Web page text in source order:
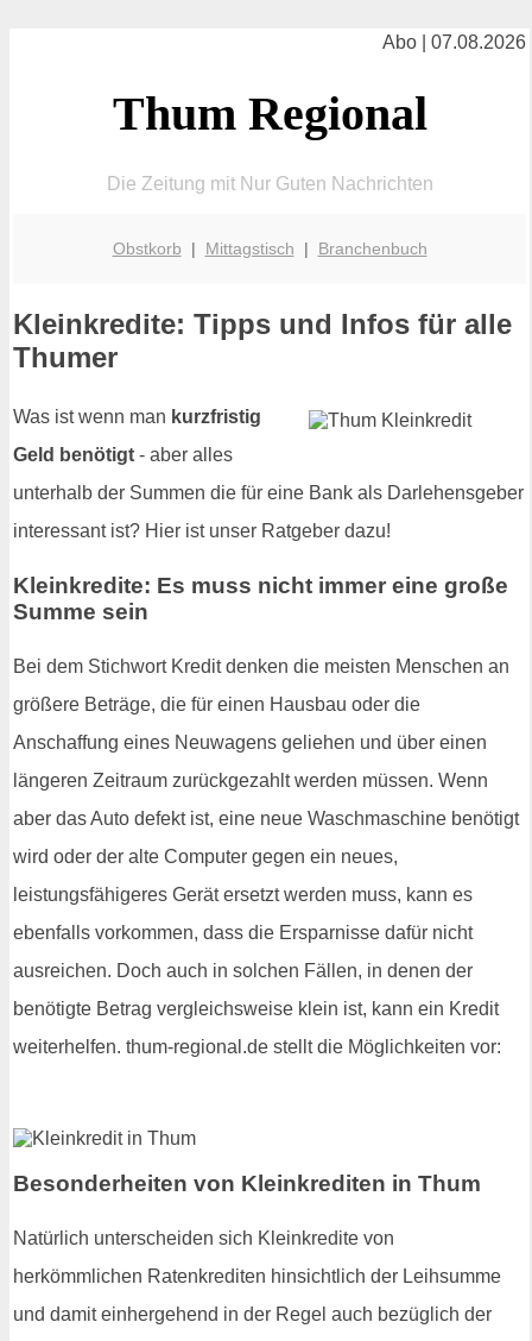
Abo | 07.08.2026
Thum Regional
Die Zeitung mit Nur Guten Nachrichten
Obstkorb | Mittagstisch | Branchenbuch
Kleinkredite: Tipps und Infos für alle
Thumer
Was ist wenn man kurzfristig
Geld benötigt - aber alles
unterhalb der Summen die für eine Bank als Darlehensgeber
interessant ist? Hier ist unser Ratgeber dazu!
Kleinkredite: Es muss nicht immer eine große
Summe sein
Bei dem Stichwort Kredit denken die meisten Menschen an
größere Beträge, die für einen Hausbau oder die
Anschaffung eines Neuwagens geliehen und über einen
längeren Zeitraum zurückgezahlt werden müssen. Wenn
aber das Auto defekt ist, eine neue Waschmaschine benötigt
wird oder der alte Computer gegen ein neues,
leistungsfähigeres Gerät ersetzt werden muss, kann es
ebenfalls vorkommen, dass die Ersparnisse dafür nicht
ausreichen. Doch auch in solchen Fällen, in denen der
benötigte Betrag vergleichsweise klein ist, kann ein Kredit
weiterhelfen. thum-regional.de stellt die Möglichkeiten vor:
Besonderheiten von Kleinkrediten in Thum
Natürlich unterscheiden sich Kleinkredite von
herkömmlichen Ratenkrediten hinsichtlich der Leihsumme
und damit einhergehend in der Regel auch bezüglich der